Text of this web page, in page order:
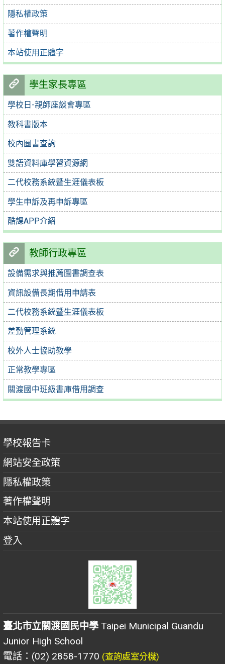
隱私權政策
著作權聲明
本站使用正體字
學生家長專區
學校日-親師座談會專區
教科書版本
校內圖書查詢
雙語資料庫學習資源網
二代校務系統暨生涯儀表板
學生申訴及再申訴專區
酷課APP介紹
教師行政專區
設備需求與推薦圖書調查表
資訊設備長期借用申請表
二代校務系統暨生涯儀表板
差勤管理系統
校外人士協助教學
正常教學專區
關渡國中班級書庫借用調查
學校報告卡
網站安全政策
隱私權政策
著作權聲明
本站使用正體字
登入
臺北市立關渡國民中學 Taipei Municipal Guandu
Junior High School
電話：(02) 2858-1770 (查詢處室分機)